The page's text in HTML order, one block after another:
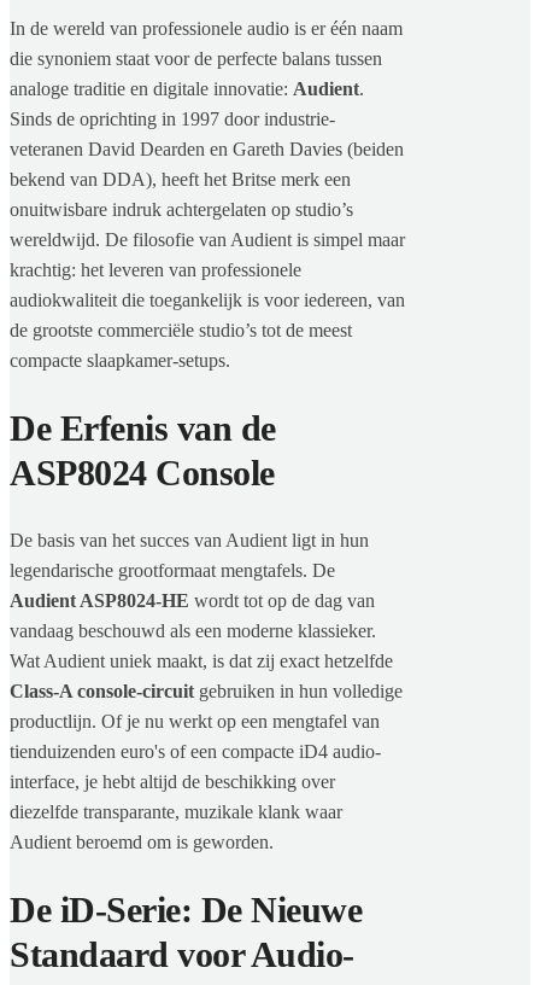
In de wereld van professionele audio is er één naam
die synoniem staat voor de perfecte balans tussen
analoge traditie en digitale innovatie: Audient.
Sinds de oprichting in 1997 door industrie-
veteranen David Dearden en Gareth Davies (beiden
bekend van DDA), heeft het Britse merk een
onuitwisbare indruk achtergelaten op studio’s
wereldwijd. De filosofie van Audient is simpel maar
krachtig: het leveren van professionele
audiokwaliteit die toegankelijk is voor iedereen, van
de grootste commerciële studio’s tot de meest
compacte slaapkamer-setups.
De Erfenis van de
ASP8024 Console
De basis van het succes van Audient ligt in hun
legendarische grootformaat mengtafels. De
Audient ASP8024-HE wordt tot op de dag van
vandaag beschouwd als een moderne klassieker.
Wat Audient uniek maakt, is dat zij exact hetzelfde
Class-A console-circuit gebruiken in hun volledige
productlijn. Of je nu werkt op een mengtafel van
tienduizenden euro's of een compacte iD4 audio-
interface, je hebt altijd de beschikking over
diezelfde transparante, muzikale klank waar
Audient beroemd om is geworden.
De iD-Serie: De Nieuwe
Standaard voor Audio-